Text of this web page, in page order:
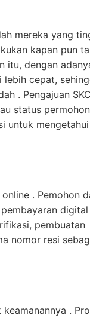
mereka yang
kapan pun
itu, dengan
lebih cepat,
. Pengajuan
status
untuk mengetahui
. Pemohon
pembuatan
nomor resi
.